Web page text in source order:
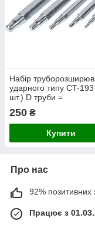
Набір
ударного типу CT-
шт.) D труби =
5/16&apos&apos
3/8&apos&apos
250 ₴
Купити
Про нас
92% позитивних
Працює з